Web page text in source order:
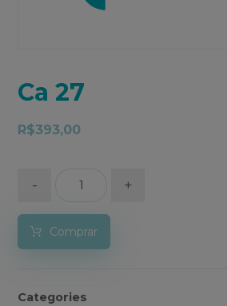
Ca 27
R$393,00
- +
Comprar
Categories